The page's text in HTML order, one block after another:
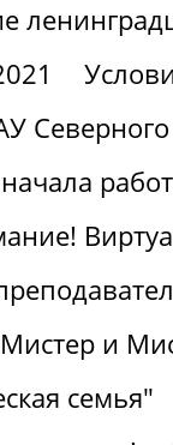
Мистер и
семья"